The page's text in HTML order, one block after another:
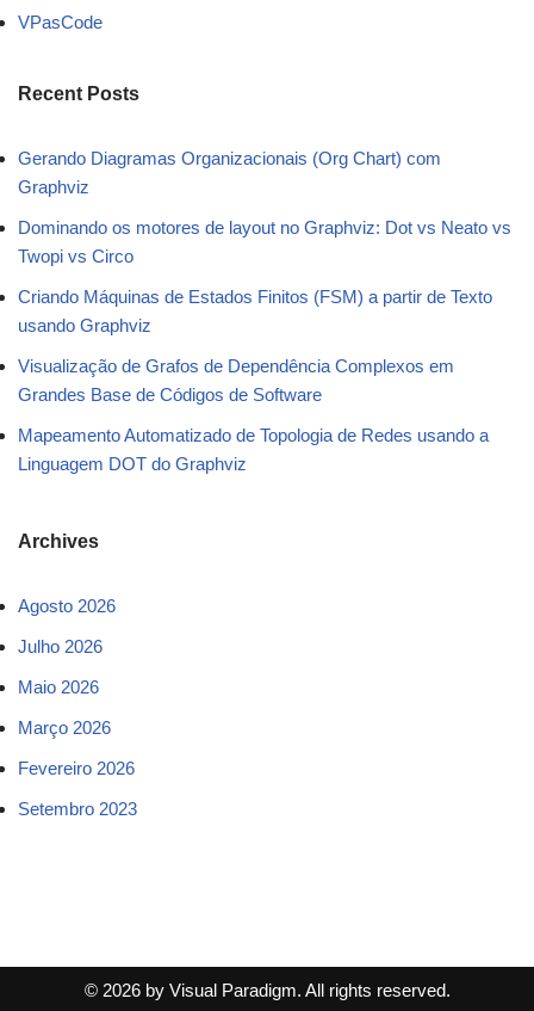
VPasCode
Recent Posts
Gerando Diagramas Organizacionais (Org Chart) com
Graphviz
Dominando os motores de layout no Graphviz: Dot vs Neato vs
Twopi vs Circo
Criando Máquinas de Estados Finitos (FSM) a partir de Texto
usando Graphviz
Visualização de Grafos de Dependência Complexos em
Grandes Base de Códigos de Software
Mapeamento Automatizado de Topologia de Redes usando a
Linguagem DOT do Graphviz
Archives
Agosto 2026
Julho 2026
Maio 2026
Março 2026
Fevereiro 2026
Setembro 2023
© 2026 by Visual Paradigm. All rights reserved.